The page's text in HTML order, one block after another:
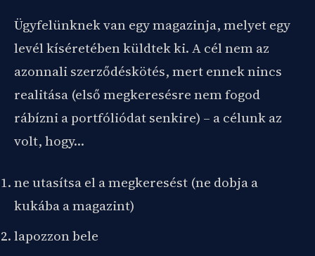
Ügyfelünknek van egy magazinja, melyet egy
levél kíséretében küldtek ki. A cél nem az
azonnali szerződéskötés, mert ennek nincs
realitása (első megkeresésre nem fogod
rábízni a portfóliódat senkire) – a célunk az
volt, hogy…
ne utasítsa el a megkeresést (ne dobja a
kukába a magazint)
lapozzon bele